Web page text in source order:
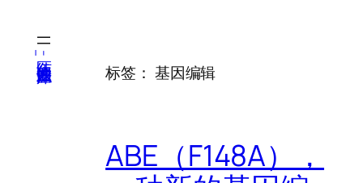
标签： 基因编辑
ABE（F148A），